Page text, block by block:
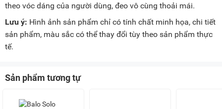
theo vóc dáng của người dùng, đeo vô cùng thoải mái.
Lưu ý: Hình ảnh sản phẩm chỉ có tính chất minh họa, chi tiết
sản phẩm, màu sắc có thể thay đổi tùy theo sản phẩm thực
tế.
Sản phẩm tương tự